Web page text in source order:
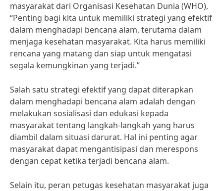
masyarakat dari Organisasi Kesehatan Dunia (WHO),
“Penting bagi kita untuk memiliki strategi yang efektif
dalam menghadapi bencana alam, terutama dalam
menjaga kesehatan masyarakat. Kita harus memiliki
rencana yang matang dan siap untuk mengatasi
segala kemungkinan yang terjadi.”
Salah satu strategi efektif yang dapat diterapkan
dalam menghadapi bencana alam adalah dengan
melakukan sosialisasi dan edukasi kepada
masyarakat tentang langkah-langkah yang harus
diambil dalam situasi darurat. Hal ini penting agar
masyarakat dapat mengantisipasi dan merespons
dengan cepat ketika terjadi bencana alam.
Selain itu, peran petugas kesehatan masyarakat juga